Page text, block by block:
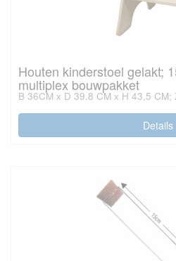
Houten kinderstoel gelakt;
multiplex bouwpakket
B 36CM x D 39.8 CM x H 43,5 CM;
Details